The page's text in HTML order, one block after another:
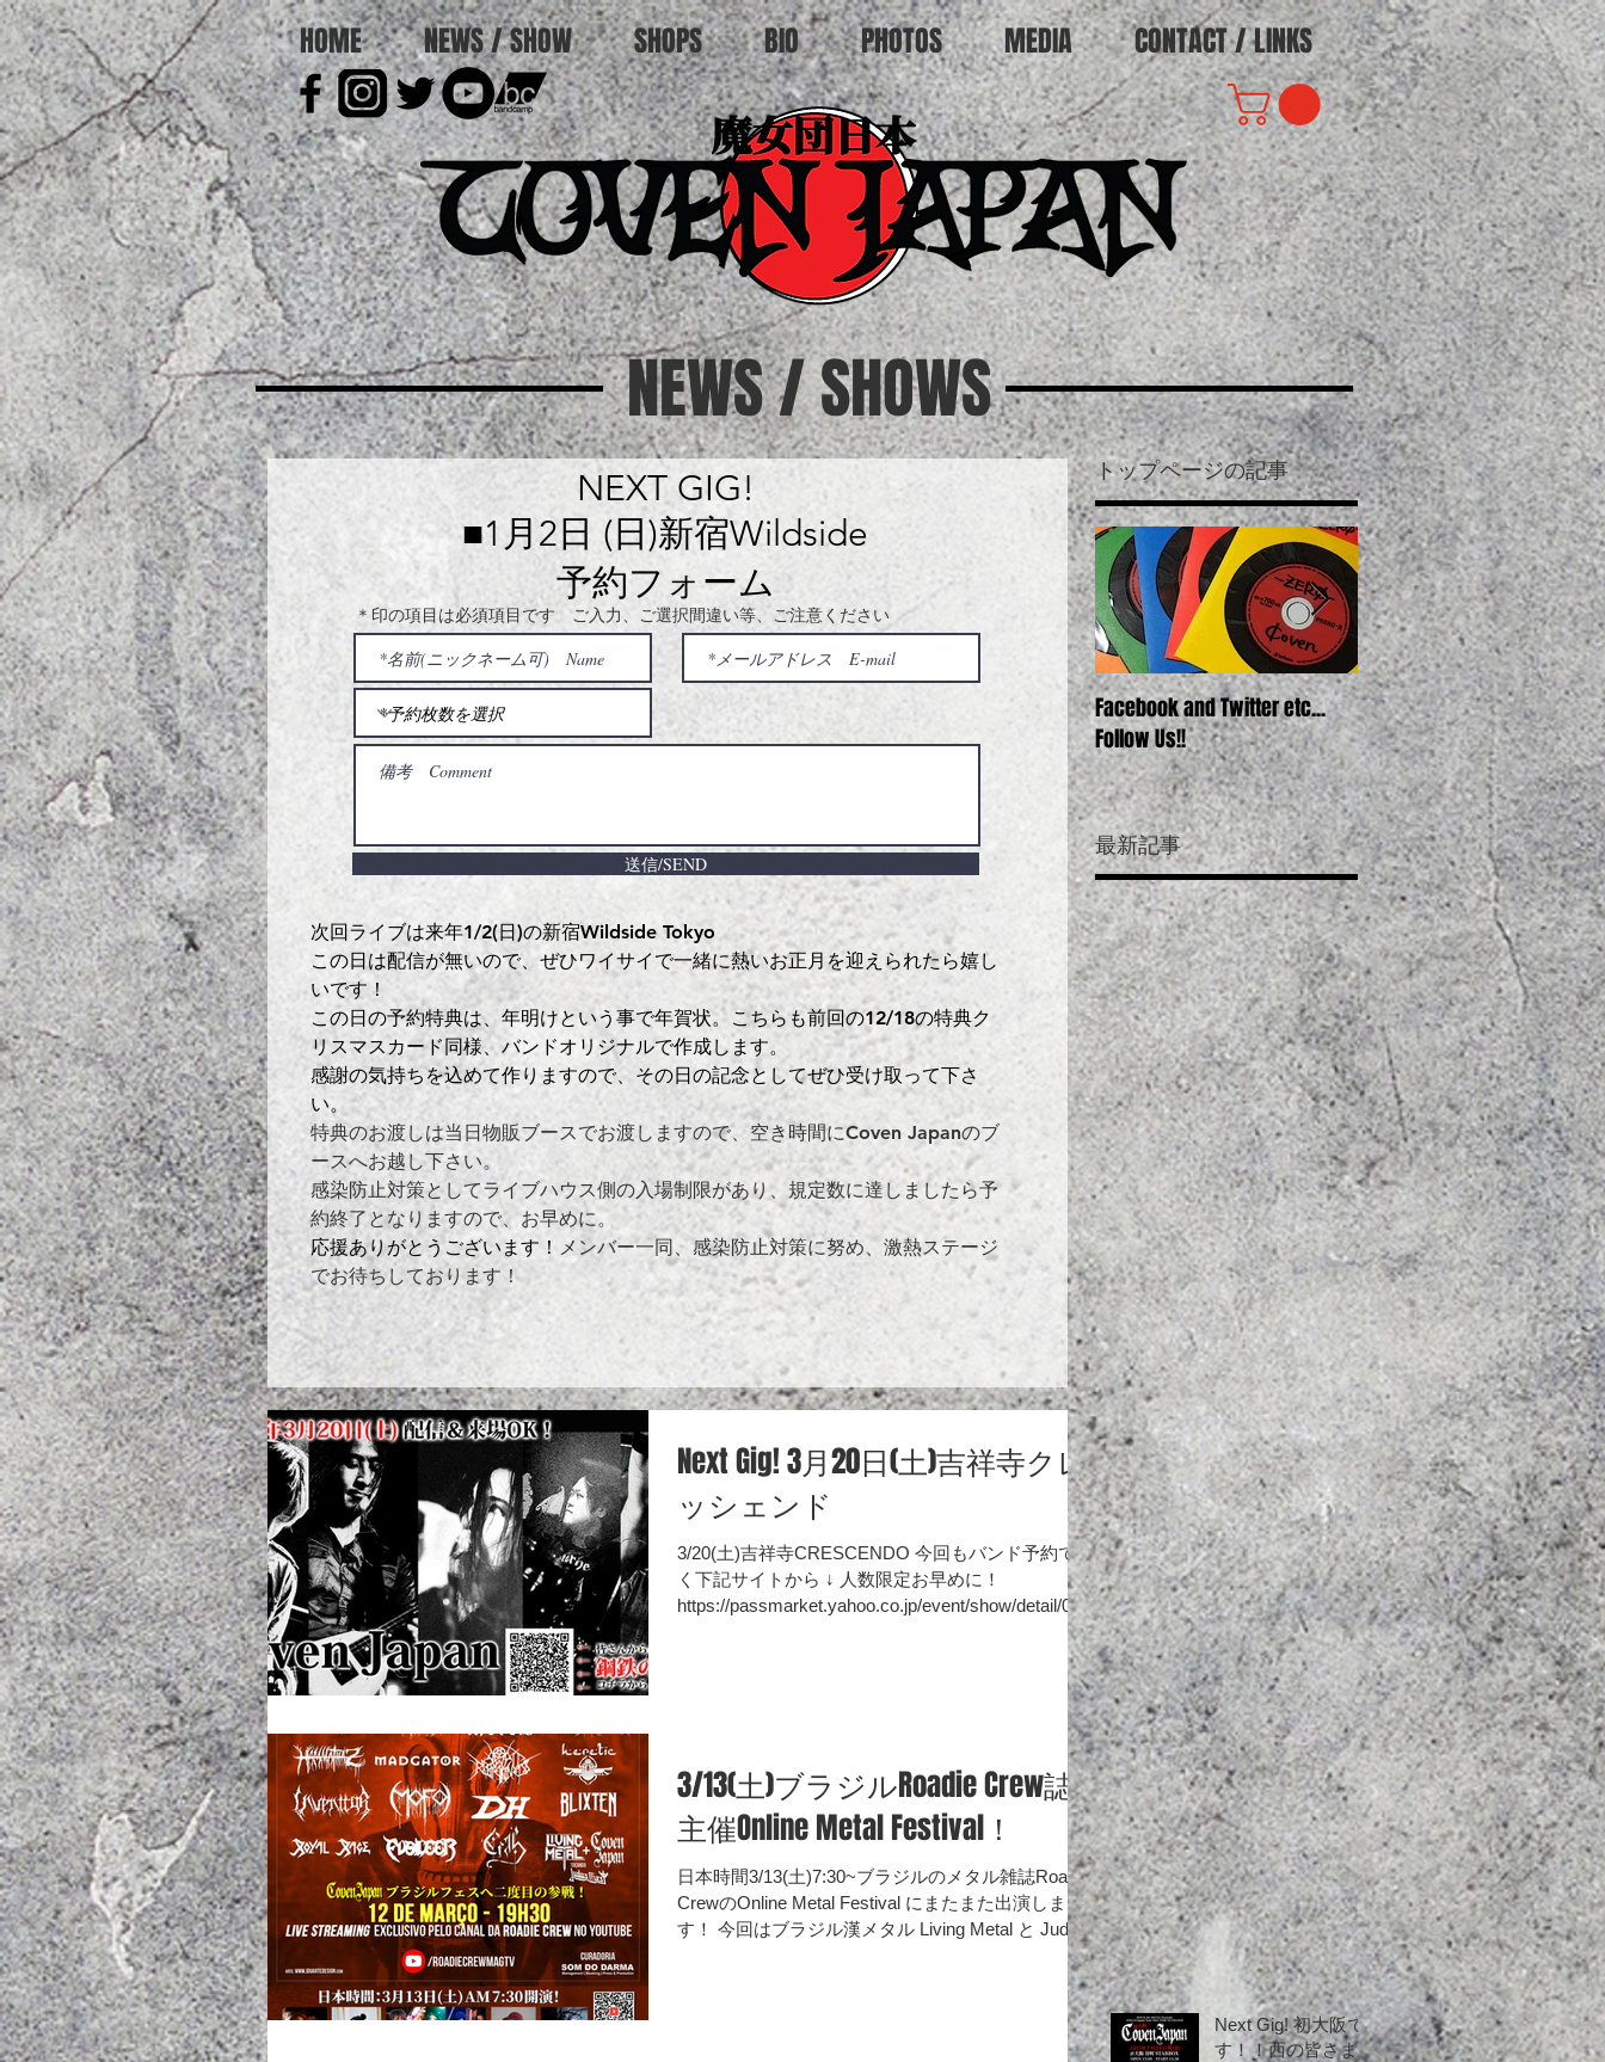
HOME NEWS / SHOW SHOPS BIO PHOTOS MEDIA CONTACT / LINKS
NEWS / SHOWS
NEXT GIG!
■1月2日 (日)新宿Wildside
予約フォーム
＊印の項目は必須項目です ご入力、ご選択間違い等、ご注意ください
送信/SEND
次回ライブは来年1/2(日)の新宿Wildside Tokyo
この日は配信が無いので、ぜひワイサイで一緒に熱いお正月を迎えられたら嬉し
いです！
この日の予約特典は、年明けという事で年賀状。こちらも前回の12/18の特典ク
リスマスカード同様、バンドオリジナルで作成します。
​感謝の気持ちを込めて作りますので、その日の記念としてぜひ受け取って下さ
い。
特典のお渡しは当日物販ブースでお渡しますので、空き時間にCoven Japanのブ
ースへお越し下さい。
感染防止対策としてライブハウス側の入場制限があり、規定数に達しましたら予
約終了となりますので、お早めに。
応援ありがとうございます！ メンバー一同、感染防止対策に努め、激熱ステージ
でお待ちしております！
トップページの記事
Facebook and Twitter etc...
Follow Us!!
COVEN's FIRST DEMO "ZERO"
SOON!!
最新記事
Next Gig! 3月20日(土)吉祥寺クレ
ッシェンド
3/20(土)吉祥寺CRESCENDO 今回もバンド予約でな
く下記サイトから ↓ 人数限定お早めに！
https://passmarket.yahoo.co.jp/event/show/detail/02h
3/13(土)ブラジルRoadie Crew誌
主催Online Metal Festival！
日本時間3/13(土)7:30~ブラジルのメタル雑誌Roadie
CrewのOnline Metal Festival にまたまた出演しま
す！ 今回はブラジル漢メタル Living Metal と Judas
Next Gig! 初大阪で
す！！西の皆さま